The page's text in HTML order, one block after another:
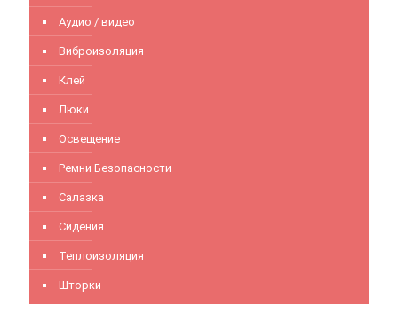
Аудио / видео
Виброизоляция
Клей
Люки
Освещение
Ремни Безопасности
Салазка
Сидения
Теплоизоляция
Шторки